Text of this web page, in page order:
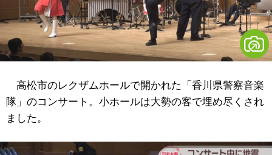
高松市のレクザムホールで開かれた「香川県警察音楽
隊」のコンサート。小ホールは大勢の客で埋め尽くされ
ました。